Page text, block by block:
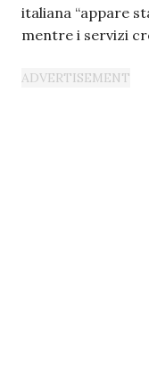
italiana “appare
mentre i servizi